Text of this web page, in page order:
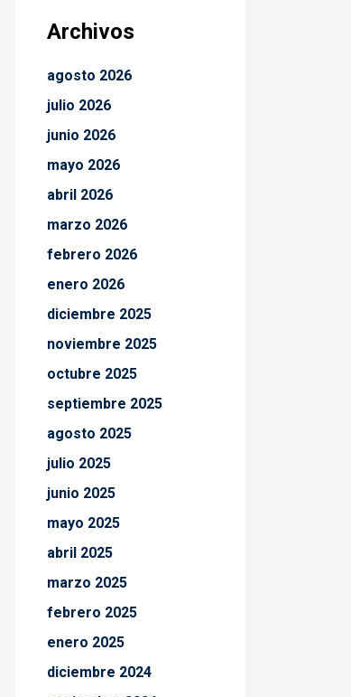
Archivos
agosto 2026
julio 2026
junio 2026
mayo 2026
abril 2026
marzo 2026
febrero 2026
enero 2026
diciembre 2025
noviembre 2025
octubre 2025
septiembre 2025
agosto 2025
julio 2025
junio 2025
mayo 2025
abril 2025
marzo 2025
febrero 2025
enero 2025
diciembre 2024